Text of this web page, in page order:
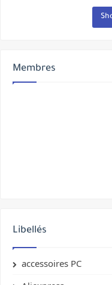
Membres
Libellés
accessoires PC